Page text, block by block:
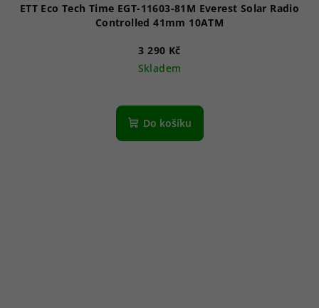
ETT Eco Tech Time EGT-11603-81M Everest Solar Radio
Controlled 41mm 10ATM
3 290 Kč
Skladem
Do košíku